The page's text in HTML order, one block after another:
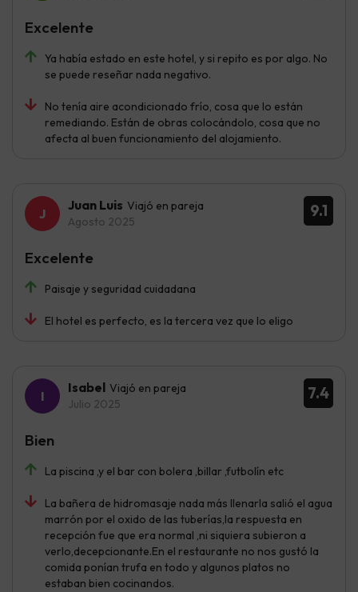
Ya había estado en este hotel, y si repito es por algo. No
se puede reseñar nada negativo.
No tenía aire acondicionado frío, cosa que lo están
remediando. Están de obras colocándolo, cosa que no
afecta al buen funcionamiento del alojamiento.
Excelente
9.1
Juan Luis Viajó en pareja
Agosto 2025
Paisaje y seguridad cuidadana
El hotel es perfecto, es la tercera vez que lo eligo
Excelente
7.4
Isabel Viajó en pareja
Julio 2025
La piscina ,y el bar con bolera ,billar ,futbolín etc
La bañera de hidromasaje nada más llenarla salió el agua
marrón por el oxido de las tuberías,la respuesta en
recepción fue que era normal ,ni siquiera subieron a
verlo,decepcionante.En el restaurante no nos gustó la
comida ponían trufa en todo y algunos platos no
estaban bien cocinandos.
Bien